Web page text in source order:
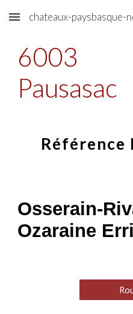
Skip to main content
chateaux-paysbasque-
6003
Pausasac
Référence
Osserain-
Ozaraine